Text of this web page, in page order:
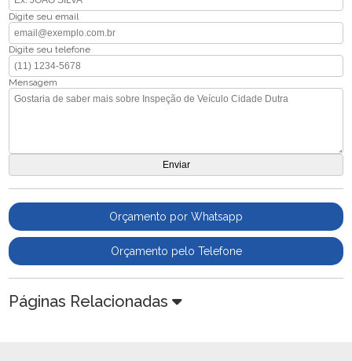
Digite seu email
Digite seu telefone
Mensagem
Orçamento por Whatsapp
Orçamento pelo Telefone
Páginas Relacionadas